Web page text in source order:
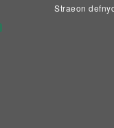
Straeon